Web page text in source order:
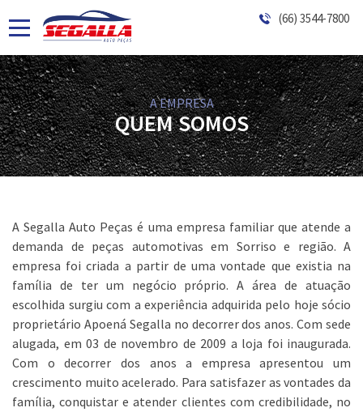
(66) 3544-7800
A EMPRESA
QUEM SOMOS
A Segalla Auto Peças é uma empresa familiar que atende a
demanda de peças automotivas em Sorriso e região. A
empresa foi criada a partir de uma vontade que existia na
família de ter um negócio próprio. A área de atuação
escolhida surgiu com a experiência adquirida pelo hoje sócio
proprietário Apoená Segalla no decorrer dos anos. Com sede
alugada, em 03 de novembro de 2009 a loja foi inaugurada.
Com o decorrer dos anos a empresa apresentou um
crescimento muito acelerado. Para satisfazer as vontades da
família, conquistar e atender clientes com credibilidade, no